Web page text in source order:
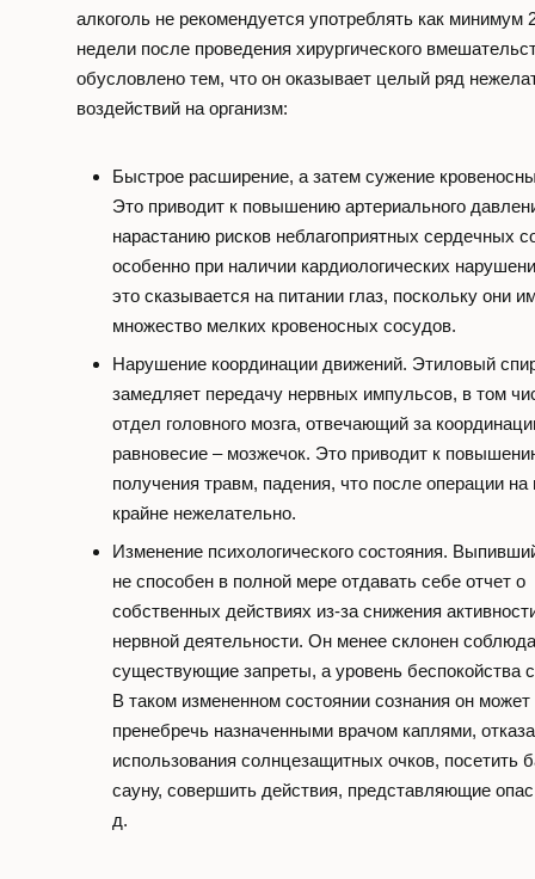
алкоголь не рекомендуется употреблять как минимум
недели после проведения хирургического
обусловлено тем, что он оказывает целый ряд
воздействий на организм:
Быстрое расширение, а затем сужение
Это приводит к повышению артериального
нарастанию рисков неблагоприятных сердечных
особенно при наличии кардиологических
это сказывается на питании глаз, поскольку они
множество мелких кровеносных сосудов.
Нарушение координации движений. Этиловый
замедляет передачу нервных импульсов, в том
отдел головного мозга, отвечающий за
равновесие – мозжечок. Это приводит к
получения травм, падения, что после операции на
крайне нежелательно.
Изменение психологического состояния.
не способен в полной мере отдавать себе отчет о
собственных действиях из-за снижения
нервной деятельности. Он менее склонен
существующие запреты, а уровень беспокойства
В таком измененном состоянии сознания он может
пренебречь назначенными врачом каплями,
использования солнцезащитных очков, посетить
сауну, совершить действия, представляющие
д.